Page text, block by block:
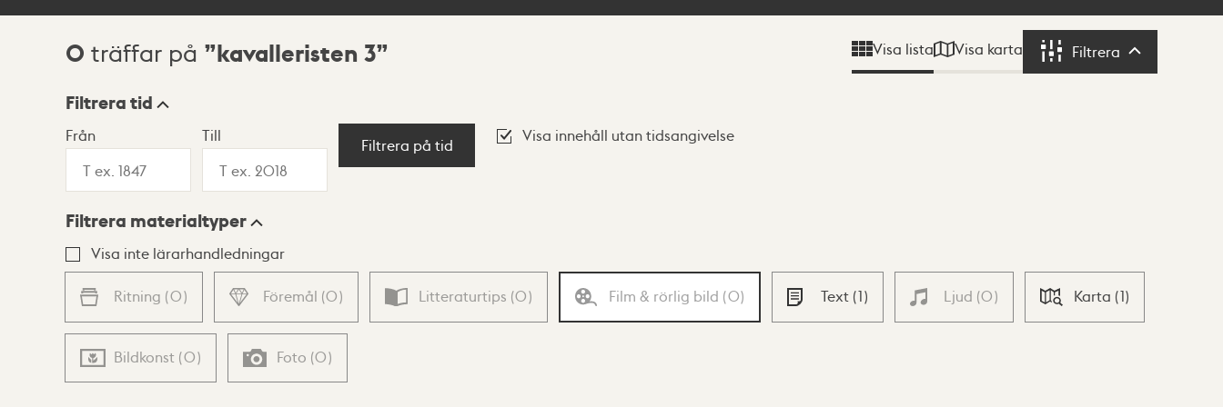
Sökresultat
0 träffar på kavalleristen 3 Visa lista Visa karta Filtrera Filtrera
Visningsläge
Lista Karta
Filtrera tid
Från Till
Filtrera på tid
Visa innehåll utan tidsangivelse
Filtrera materialtyper
Visa inte lärarhandledningar
Ritning (0) Föremål (0) Litteraturtips (0) Film & rörlig bild (0) Text (1) Ljud (0) Karta (1)
Bildkonst (0) Foto (0)